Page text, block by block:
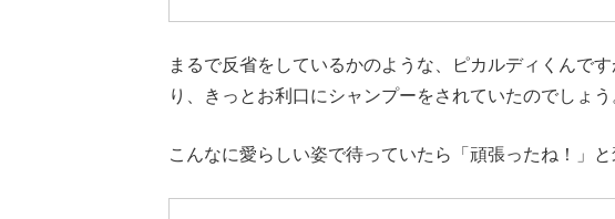
まるで反省をしているかのような、ピカルディくんで
り、きっとお利口にシャンプーをされていたのでしょう
こんなに愛らしい姿で待っていたら「頑張ったね！」と